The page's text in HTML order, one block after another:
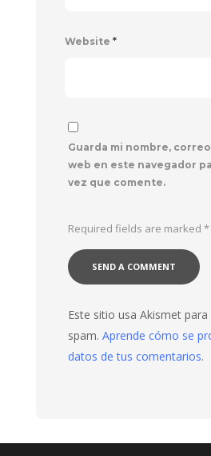
Website *
Guarda mi nombre,
web en este navegador
vez que comente.
Required fields are marked *
Este sitio usa Akismet para
spam. Aprende cómo se
datos de tus comentarios.